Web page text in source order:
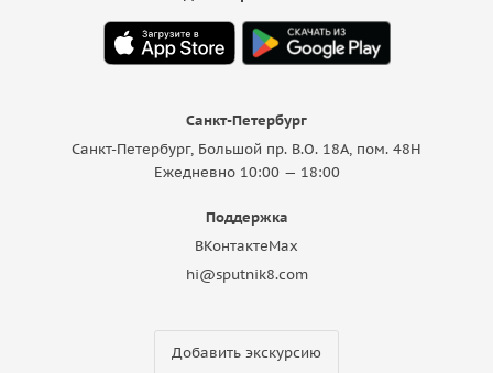
Санкт-Петербург
Санкт-Петербург, Большой пр. В.О. 18A, пом. 48Н
Ежедневно 10:00 — 18:00
Поддержка
ВКонтактеMax
hi@sputnik8.com
Добавить экскурсию